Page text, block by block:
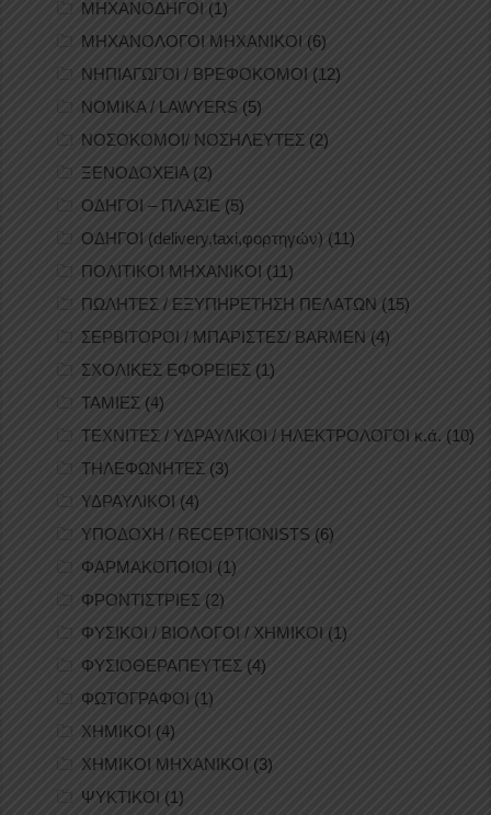
ΜΗΧΑΝΟΔΗΓΟΙ (1)
ΜΗΧΑΝΟΛΟΓΟΙ ΜΗΧΑΝΙΚΟΙ (6)
ΝΗΠΙΑΓΩΓΟΙ / ΒΡΕΦΟΚΟΜΟΙ (12)
ΝΟΜΙΚΑ / LAWYERS (5)
ΝΟΣΟΚΟΜΟΙ/ ΝΟΣΗΛΕΥΤΕΣ (2)
ΞΕΝΟΔΟΧΕΙΑ(2)
ΟΔΗΓΟΙ – ΠΛΑΣΙΕ (5)
ΟΔΗΓΟΙ (delivery,taxi,φορτηγών) (11)
ΠΟΛΙΤΙΚΟΙ ΜΗΧΑΝΙΚΟΙ (11)
ΠΩΛΗΤΕΣ / ΕΞΥΠΗΡΕΤΗΣΗ ΠΕΛΑΤΩΝ (15)
ΣΕΡΒΙΤΟΡΟΙ / ΜΠΑΡΙΣΤΕΣ/ BARMEN (4)
ΣΧΟΛΙΚΕΣ ΕΦΟΡΕΙΕΣ (1)
ΤΑΜΙΕΣ (4)
ΤΕΧΝΙΤΕΣ / ΥΔΡΑΥΛΙΚΟΙ / ΗΛΕΚΤΡΟΛΟΓΟΙ κ.ά. (10)
ΤΗΛΕΦΩΝΗΤΕΣ (3)
ΥΔΡΑΥΛΙΚΟΙ (4)
ΥΠΟΔΟΧΗ / RECEPTIONISTS (6)
ΦΑΡΜΑΚΟΠΟΙΟΙ (1)
ΦΡΟΝΤΙΣΤΡΙΕΣ (2)
ΦΥΣΙΚΟΙ / ΒΙΟΛΟΓΟΙ / ΧΗΜΙΚΟΙ (1)
ΦΥΣΙΟΘΕΡΑΠΕΥΤΕΣ (4)
ΦΩΤΟΓΡΑΦΟΙ (1)
ΧΗΜΙΚΟΙ (4)
ΧΗΜΙΚΟΙ ΜΗΧΑΝΙΚΟΙ (3)
ΨΥΚΤΙΚΟΙ (1)